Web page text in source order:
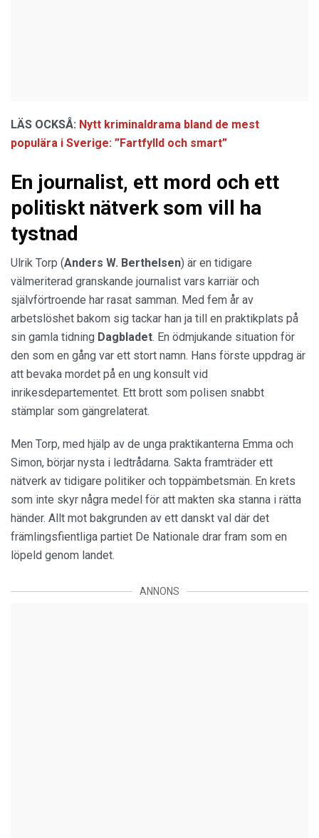
LÄS OCKSÅ: Nytt kriminaldrama bland de mest
populära i Sverige: ”Fartfylld och smart”
En journalist, ett mord och ett
politiskt nätverk som vill ha
tystnad
Ulrik Torp (Anders W. Berthelsen) är en tidigare
välmeriterad granskande journalist vars karriär och
självförtroende har rasat samman. Med fem år av
arbetslöshet bakom sig tackar han ja till en praktikplats på
sin gamla tidning Dagbladet. En ödmjukande situation för
den som en gång var ett stort namn. Hans förste uppdrag är
att bevaka mordet på en ung konsult vid
inrikesdepartementet. Ett brott som polisen snabbt
stämplar som gängrelaterat.
Men Torp, med hjälp av de unga praktikanterna Emma och
Simon, börjar nysta i ledtrådarna. Sakta framträder ett
nätverk av tidigare politiker och toppämbetsmän. En krets
som inte skyr några medel för att makten ska stanna i rätta
händer. Allt mot bakgrunden av ett danskt val där det
främlingsfientliga partiet De Nationale drar fram som en
löpeld genom landet.
ANNONS